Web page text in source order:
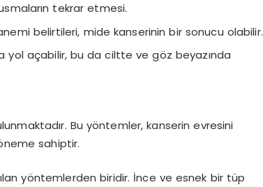
tekrar etmesi.
belirtileri, mide kanserinin bir sonucu olabilir.
yol açabilir, bu da ciltte ve göz beyazında
Bu yöntemler, kanserin evresini
sahiptir.
yöntemlerden biridir. İnce ve esnek bir tüp